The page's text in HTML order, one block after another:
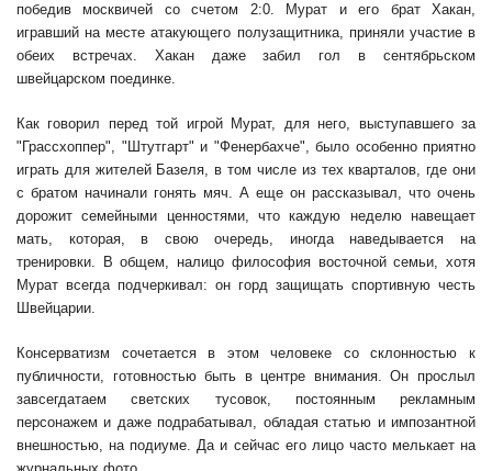
победив москвичей со счетом 2:0. Мурат и его брат Хакан,
игравший на месте атакующего полузащитника, приняли участие в
обеих встречах. Хакан даже забил гол в сентябрьском
швейцарском поединке.
Как говорил перед той игрой Мурат, для него, выступавшего за
"Грассхоппер", "Штутгарт" и "Фенербахче", было особенно приятно
играть для жителей Базеля, в том числе из тех кварталов, где они
с братом начинали гонять мяч. А еще он рассказывал, что очень
дорожит семейными ценностями, что каждую неделю навещает
мать, которая, в свою очередь, иногда наведывается на
тренировки. В общем, налицо философия восточной семьи, хотя
Мурат всегда подчеркивал: он горд защищать спортивную честь
Швейцарии.
Консерватизм сочетается в этом человеке со склонностью к
публичности, готовностью быть в центре внимания. Он прослыл
завсегдатаем светских тусовок, постоянным рекламным
персонажем и даже подрабатывал, обладая статью и импозантной
внешностью, на подиуме. Да и сейчас его лицо часто мелькает на